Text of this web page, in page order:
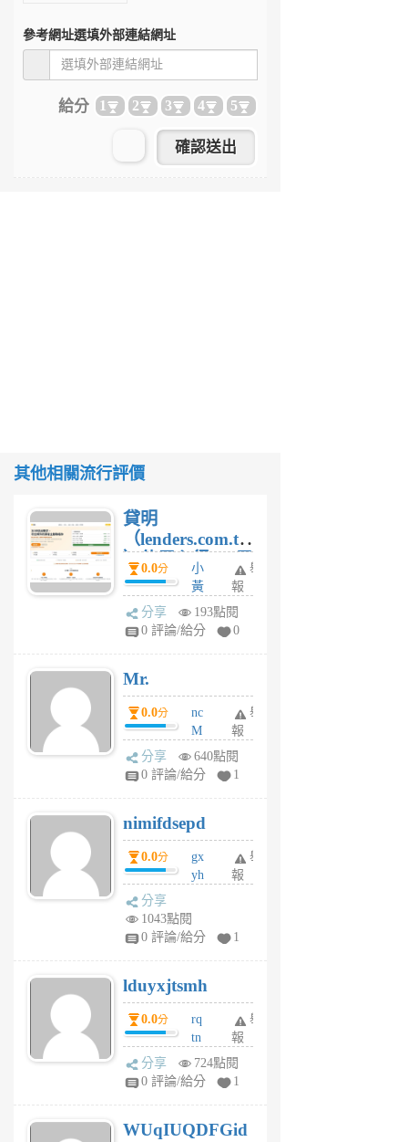
參考網址選填外部連結網址
給分 1 2 3 4 5
其他相關流行評價
貸明
（lenders.com.tw
）使用心得 — 民
間貸款比較平台
體驗
0.0分
小
黃
蜂
1
舉
報
分享
193點閱
0 評論/給分
0
Mr.
0.0分
nc
M
U
F
U
5
個
月
舉
報
分享
640點閱
0 評論/給分
1
nimifdsepd
0.0分
gx
yh
jl
月
前
舉
報
分享
1043點閱
0 評論/給分
1
lduyxjtsmh
0.0分
rq
tn
jt
gl
個
舉
報
分享
724點閱
0 評論/給分
1
WUqIUQDFGid